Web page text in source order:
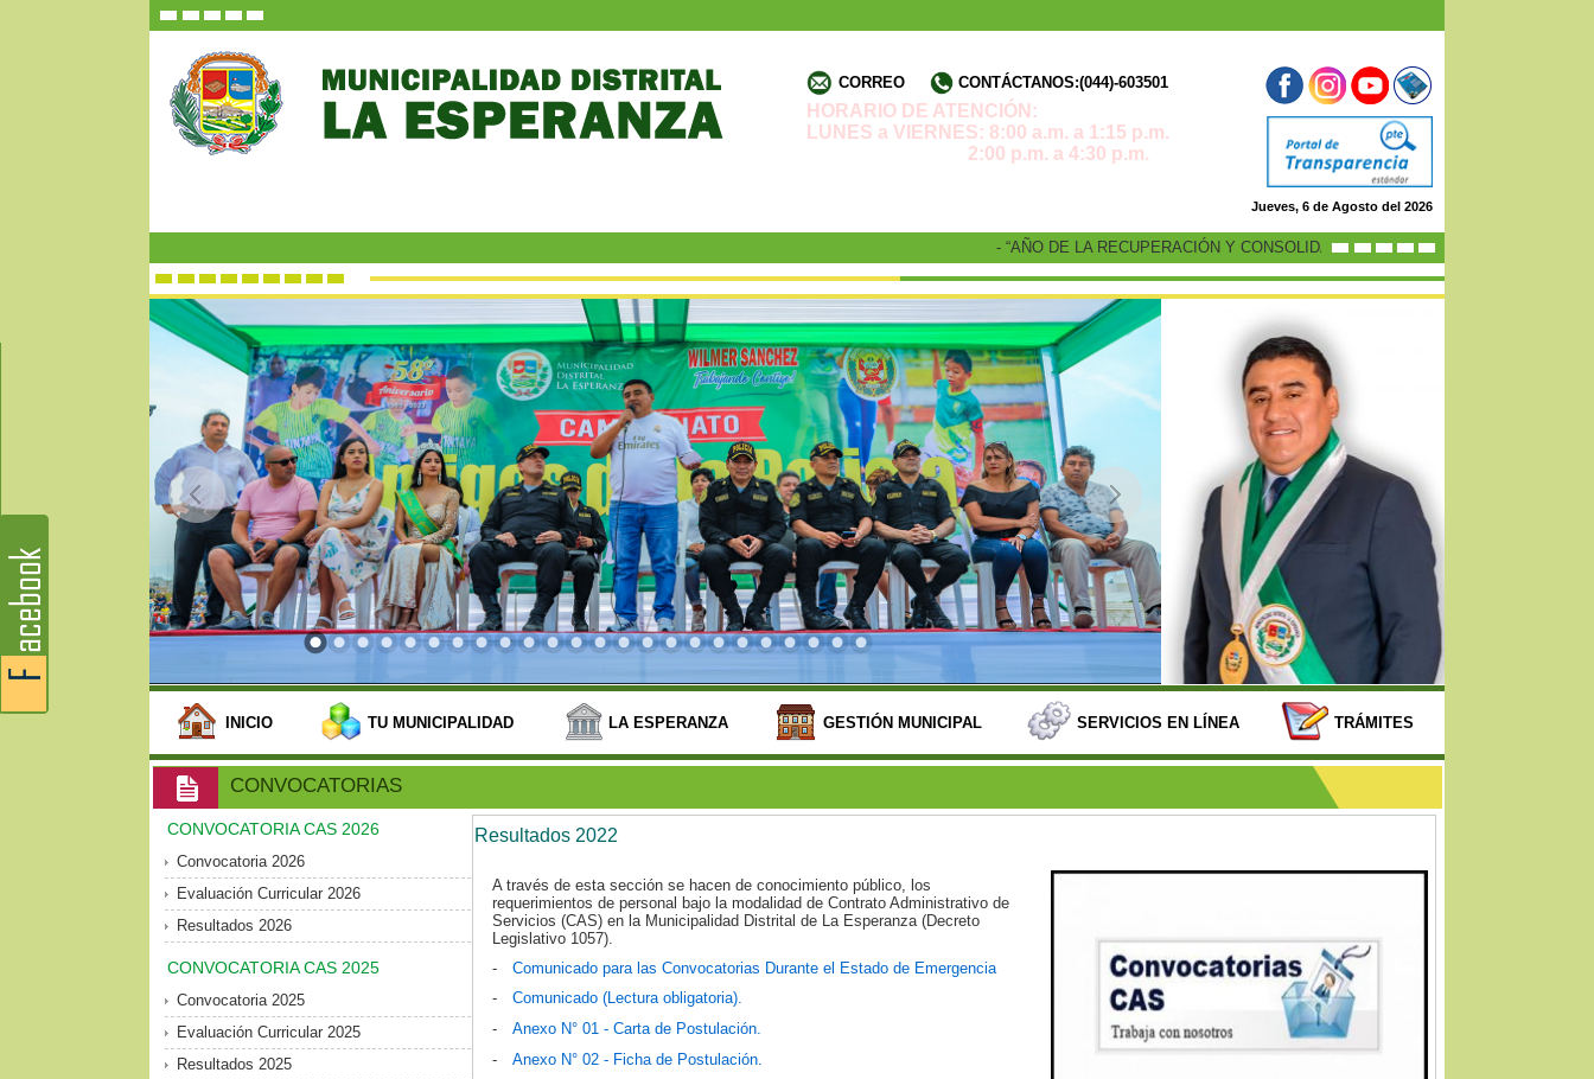
CORREO CONTÁCTANOS:(044)-603501
HORARIO DE ATENCIÓN:
LUNES a VIERNES: 8:00 a.m. a 1:15 p.m.
2:00 p.m. a 4:30 p.m.
Jueves, 6 de Agosto del 2026
- “AÑO DE LA RECUPERACIÓN Y CONSOLIDACIÓN DE LA ECONOMÍA PERUANA”
INICIO TU MUNICIPALIDAD LA ESPERANZA GESTIÓN MUNICIPAL SERVICIOS EN LÍNEA TRÁMITES
CONVOCATORIAS
CONVOCATORIA CAS 2026
Convocatoria 2026
Evaluación Curricular 2026
Resultados 2026
CONVOCATORIA CAS 2025
Convocatoria 2025
Evaluación Curricular 2025
Resultados 2025
Resultados 2022
A través de esta sección se hacen de conocimiento público, los
requerimientos de personal bajo la modalidad de Contrato Administrativo de
Servicios (CAS) en la Municipalidad Distrital de La Esperanza (Decreto
Legislativo 1057).
-
Comunicado para las Convocatorias Durante el Estado de Emergencia
-
Comunicado (Lectura obligatoria).
-
Anexo N° 01 - Carta de Postulación.
-
Anexo N° 02 - Ficha de Postulación.